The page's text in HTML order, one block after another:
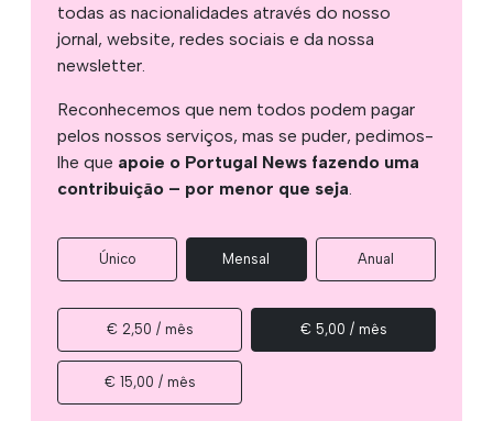
todas as nacionalidades através do nosso
jornal, website, redes sociais e da nossa
newsletter.
Reconhecemos que nem todos podem pagar
pelos nossos serviços, mas se puder, pedimos-
lhe que apoie o Portugal News fazendo uma
contribuição – por menor que seja
Único Mensal Anual
€ 2,50 / mês € 5,00 / mês
€ 15,00 / mês